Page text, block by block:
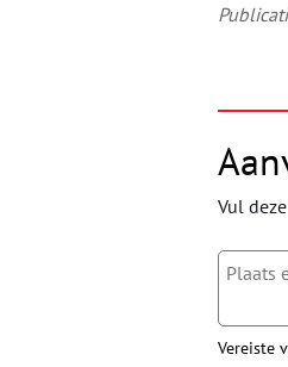
Vul
Vereiste